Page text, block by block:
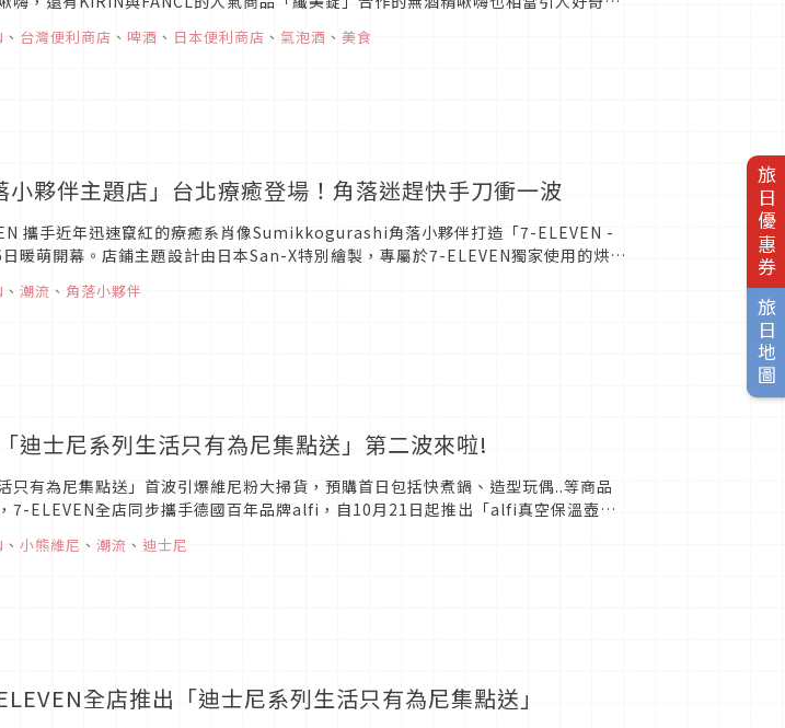
旅日優惠券
旅日地圖
、 台灣便利商店 、 啤酒 、 日本便利商店 、 氣泡酒 、 美食
小夥伴主題店」台北療癒登場！角落迷趕快手刀衝一波
攜手近年迅速竄紅的療癒系肖像Sumikkogurashi角落小夥伴打造「7-ELEVEN -
暖萌開幕。店鋪主題設計由日本San-X特別繪製，專屬於7-ELEVEN獨家使用的烘焙
、 潮流 、 角落小夥伴
迪士尼系列生活只有為尼集點送」第二波來啦!
只有為尼集點送」首波引爆維尼粉大掃貨，預購首日包括快煮鍋、造型玩偶..等商品
7-ELEVEN全店同步攜手德國百年品牌alfi，自10月21日起推出「alfi真空保溫壺精
、 小熊維尼 、 潮流 、 迪士尼
全店推出「迪士尼系列生活只有為尼集點送」